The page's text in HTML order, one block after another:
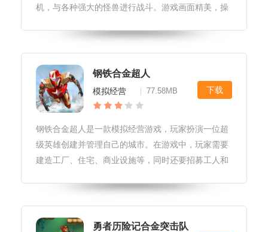
机，与各种强大的怪兽进行战斗。游戏画面精美，操
让你体验极致的飞行射击乐趣。快来挑战你的反应和
技巧，成为最强大的奥特超人合
钢铁合金超人
模拟经营 77.58MB 下载
钢铁合金超人是一款模拟经营游戏，玩家扮演一位超
级英雄创建并管理自己的城市。在游戏中，玩家需要
建造工厂、住宅、商业设施等，同时还要招募工人和
多种元素，让玩家体验到一个完整的城市建设和管理
的过程。在游戏中，玩家还可以定
勇者历险记合金突击队